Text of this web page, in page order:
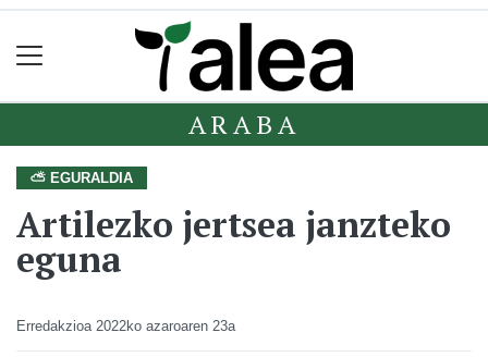
ARABA
⛅ EGURALDIA
Artilezko jertsea janzteko
eguna
Erredakzioa 2022ko azaroaren 23a